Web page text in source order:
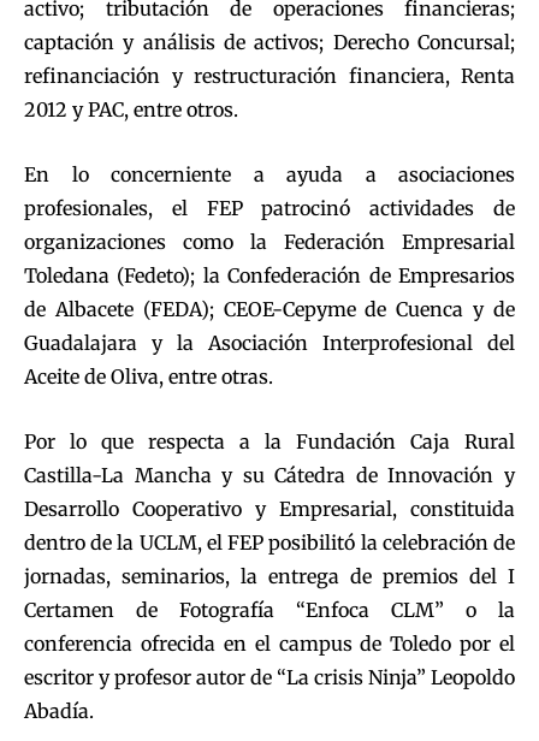
activo; tributación de operaciones financieras;
captación y análisis de activos; Derecho Concursal;
refinanciación y restructuración financiera, Renta
2012 y PAC, entre otros.
En lo concerniente a ayuda a asociaciones
profesionales, el FEP patrocinó actividades de
organizaciones como la Federación Empresarial
Toledana (Fedeto); la Confederación de Empresarios
de Albacete (FEDA); CEOE-Cepyme de Cuenca y de
Guadalajara y la Asociación Interprofesional del
Aceite de Oliva, entre otras.
Por lo que respecta a la Fundación Caja Rural
Castilla-La Mancha y su Cátedra de Innovación y
Desarrollo Cooperativo y Empresarial, constituida
dentro de la UCLM, el FEP posibilitó la celebración de
jornadas, seminarios, la entrega de premios del I
Certamen de Fotografía “Enfoca CLM” o la
conferencia ofrecida en el campus de Toledo por el
escritor y profesor autor de “La crisis Ninja” Leopoldo
Abadía.